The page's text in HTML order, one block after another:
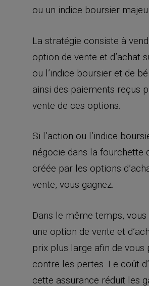
ou un indice boursier
La stratégie consiste à
option de vente et d’achat
ou l’indice boursier et de
ainsi des paiements reçus
vente de ces options.
Si l’action ou l’indice
négocie dans la fourchette
créée par les options
vente, vous gagnez.
Dans le même temps,
une option de vente et
prix plus large afin de vous
contre les pertes. Le coût
cette assurance réduit les